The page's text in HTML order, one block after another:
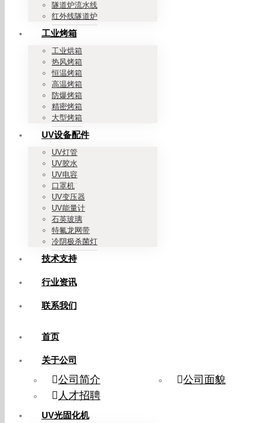
隧道炉流水线
红外线隧道炉
工业烤箱
工业烘箱
热风烤箱
恒温烤箱
高温烤箱
防爆烤箱
精密烤箱
大型烤箱
UV设备配件
UV灯管
UV胶水
UV电容
口罩机
UV变压器
UV能量计
石英玻璃
特氟龙网带
冷阴极杀菌灯
技术支持
行业资讯
联系我们
首页
关于公司
公司简介
公司面貌
人才招聘
UV光固化机